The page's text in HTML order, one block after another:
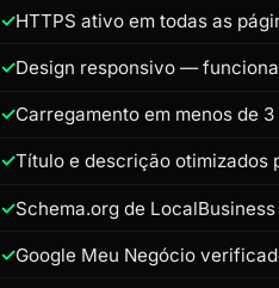
HTTPS ativo em todas as
Design responsivo —
Carregamento em menos de
Título e descrição otimizados
Schema.org de
Google Meu Negócio